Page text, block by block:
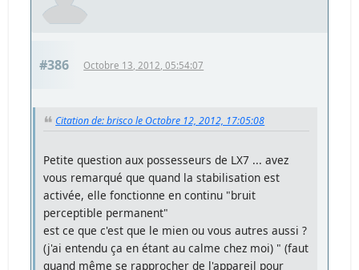
#386 Octobre 13, 2012, 05:54:07
Citation de: brisco le Octobre 12, 2012, 17:05:08
Petite question aux possesseurs de LX7 ... avez
vous remarqué que quand la stabilisation est
activée, elle fonctionne en continu "bruit
perceptible permanent"
est ce que c'est que le mien ou vous autres aussi ?
(j'ai entendu ça en étant au calme chez moi) " (faut
quand même se rapprocher de l'appareil pour